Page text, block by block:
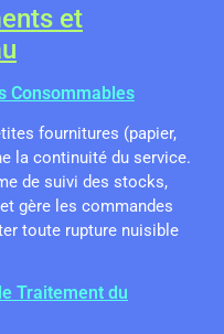
et
Consommables
fournitures (papier,
la continuité du service.
de suivi des stocks,
gère les commandes
toute rupture nuisible
Traitement du